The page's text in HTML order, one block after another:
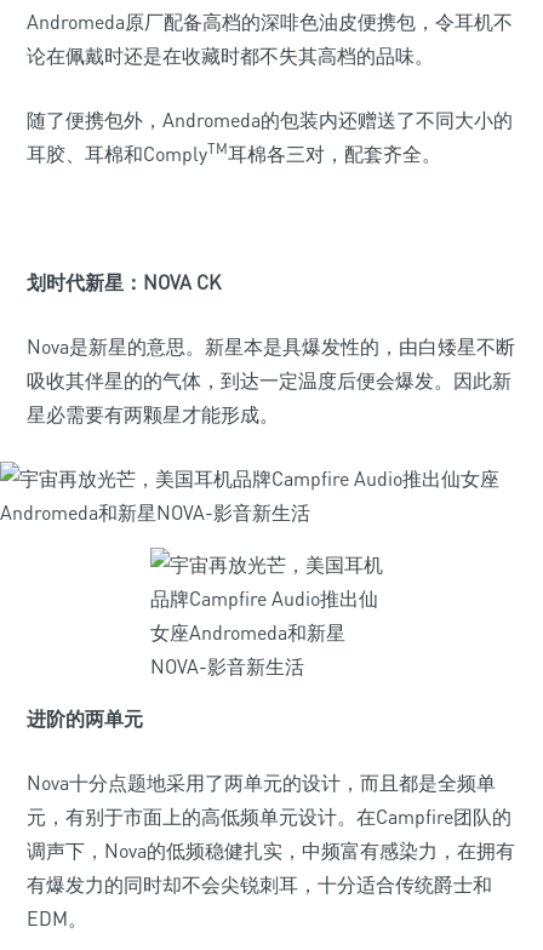
Andromeda原厂配备高档的深啡色油皮便携包，令耳机不
论在佩戴时还是在收藏时都不失其高档的品味。
随了便携包外，Andromeda的包装内还赠送了不同大小的
耳胶、耳棉和ComplyTM耳棉各三对，配套齐全。
划时代新星：NOVA CK
Nova是新星的意思。新星本是具爆发性的，由白矮星不断
吸收其伴星的的气体，到达一定温度后便会爆发。因此新
星必需要有两颗星才能形成。
进阶的两单元
Nova十分点题地采用了两单元的设计，而且都是全频单
元，有别于市面上的高低频单元设计。在Campfire团队的
调声下，Nova的低频稳健扎实，中频富有感染力，在拥有
有爆发力的同时却不会尖锐刺耳，十分适合传统爵士和
EDM。